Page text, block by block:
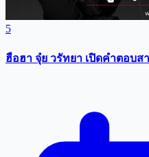
5
ฮือฮา จุ๋ย วรัทยา เปิดคำตอบส